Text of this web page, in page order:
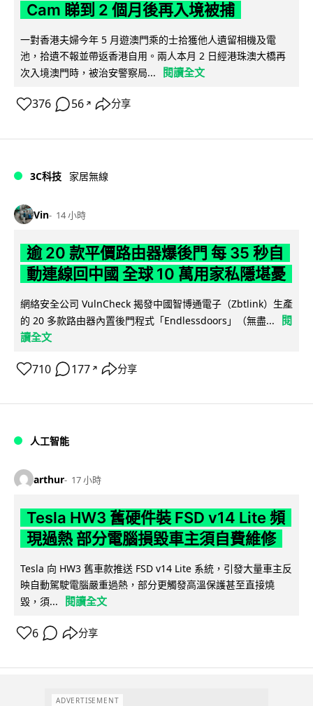
Cam 睇到 2 個月後再入境被捕
一對香港夫婦今年 5 月遊澳門乘的士拾獲他人遺留相機及電
池，拾遺不報並帶返香港自用。兩人本月 2 日經港珠澳大橋再
次入境澳門時，被治安警察局...
閱讀全文
376 56 ↗ 分享
3C科技 家居無線
Vin 14 小時
逾 20 款平價路由器爆後門 每 35 秒自
動連線回中國 全球 10 萬用家私隱堪憂
網絡安全公司 VulnCheck 揭發中國智博通電子（Zbtlink）生產
的 20 多款路由器內置後門程式「Endlessdoors」（無盡...
閱
讀全文
710 177 ↗ 分享
人工智能
arthur 17 小時
Tesla HW3 舊硬件裝 FSD v14 Lite 頻
現過熱 部分電腦損毀車主須自費維修
Tesla 向 HW3 舊車款推送 FSD v14 Lite 系統，引發大量車主反
映自動駕駛電腦嚴重過熱，部分更觸發高溫保護甚至直接燒
毀，須...
閱讀全文
6 分享
ADVERTISEMENT